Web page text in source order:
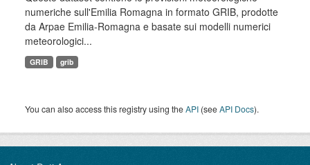
numeriche sull'Emilia Romagna in formato GRIB, prodotte
da Arpae Emilia-Romagna e basate sui modelli numerici
meteorologici...
GRIB grib
You can also access this registry using theAPI (seeAPI Docs).